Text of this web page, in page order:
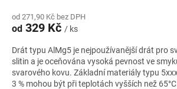
produktu
je
z
5
hvězdiček.
od 271,90 Kč bez DPH
od 329 Kč / ks
Drát typu AlMg5 je nejpoužívanější drát pro
slitin a je oceňována vysoká pevnost ve
svarového kovu. Základní materiály typu
3 % mohou být při teplotách vyšších než